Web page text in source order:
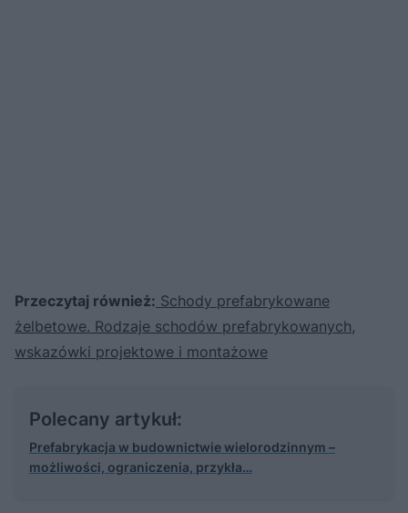
Przeczytaj również: Schody prefabrykowane
żelbetowe. Rodzaje schodów prefabrykowanych,
wskazówki projektowe i montażowe
Polecany artykuł:
Prefabrykacja w budownictwie wielorodzinnym –
możliwości, ograniczenia, przykła…